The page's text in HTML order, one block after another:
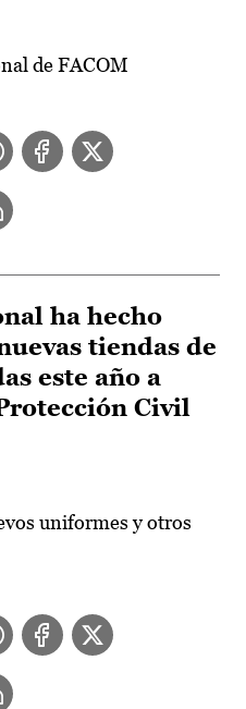
de FACOM
ha hecho
tiendas de
este año a
Civil
uniformes y otros